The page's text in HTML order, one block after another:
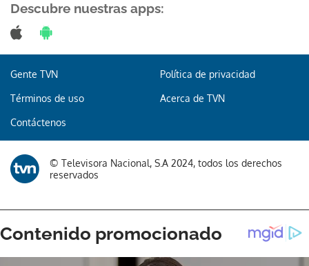
Descubre nuestras apps:
Gente TVN Política de privacidad
Términos de uso Acerca de TVN
Contáctenos
© Televisora Nacional, S.A 2024, todos los derechos
reservados